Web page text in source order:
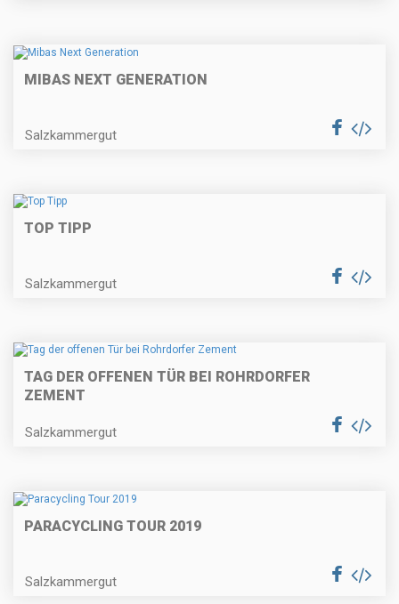
MIBAS NEXT GENERATION
Salzkammergut
TOP TIPP
Salzkammergut
TAG DER OFFENEN TÜR BEI ROHRDORFER
ZEMENT
Salzkammergut
PARACYCLING TOUR 2019
Salzkammergut